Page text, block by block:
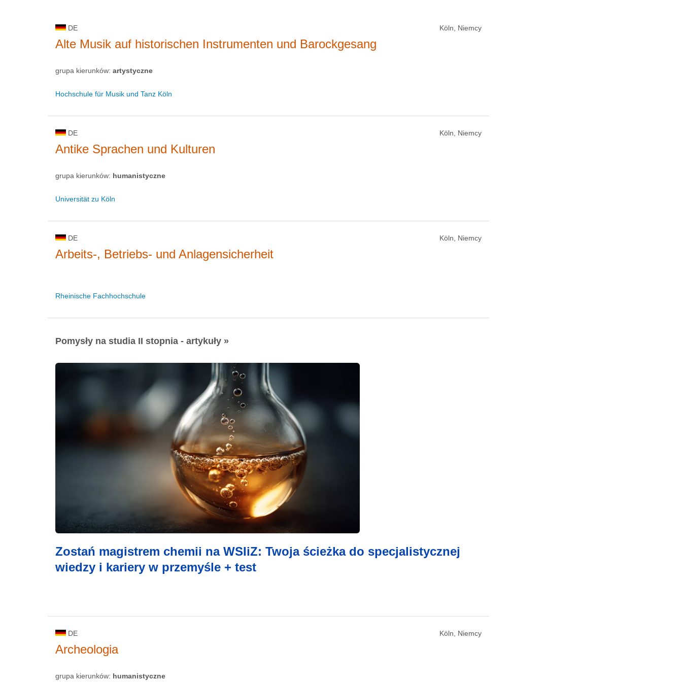
DE Köln, Niemcy
Alte Musik auf historischen Instrumenten und Barockgesang
grupa kierunków: artystyczne
Hochschule für Musik und Tanz Köln
DE Köln, Niemcy
Antike Sprachen und Kulturen
grupa kierunków: humanistyczne
Universität zu Köln
DE Köln, Niemcy
Arbeits-, Betriebs- und Anlagensicherheit
Rheinische Fachhochschule
Pomysły na studia II stopnia - artykuły »
Zostań magistrem chemii na WSIiZ: Twoja ścieżka do specjalistycznej
wiedzy i kariery w przemyśle + test
DE Köln, Niemcy
Archeologia
grupa kierunków: humanistyczne